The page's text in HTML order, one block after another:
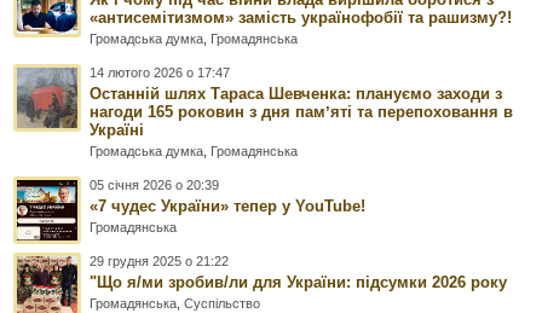
«антисемітизмом» замість українофобії та рашизму?!
Громадська думка Громадянська
14 лютого 2026 о 17:47
Останній шлях Тараса Шевченка: плануємо заходи з
нагоди 165 роковин з дня памʼяті та перепоховання в
Україні
Громадська думка Громадянська
05 січня 2026 о 20:39
«7 чудес України» тепер у YouTube!
Громадянська
29 грудня 2025 о 21:22
"Що я/ми зробив/ли для України: підсумки 2026 року
Громадянська ,Суспільство